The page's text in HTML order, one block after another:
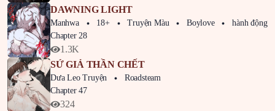
DAWNING LIGHT
Manhwa 18+ Truyện Màu Boylove
hành động
Chapter 28
1.3K
SỨ GIẢ THẦN CHẾT
Dưa Leo Truyện
Roadsteam
Chapter 47
324